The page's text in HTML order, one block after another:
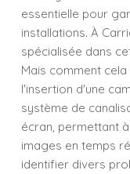
essentielle pour
installations. À
spécialisée dans
Mais comment
l'insertion d'une
système de
écran, permettant
images en temps
identifier divers